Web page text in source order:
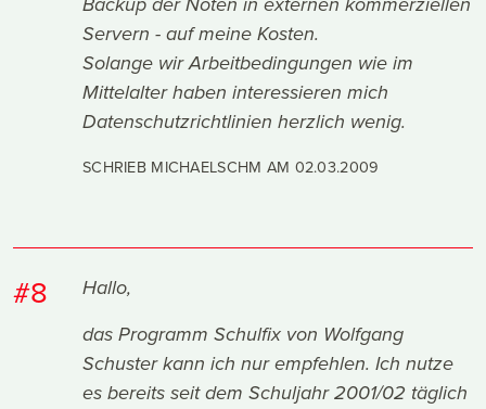
Backup der Noten in externen kommerziellen
Servern - auf meine Kosten.
Solange wir Arbeitbedingungen wie im
Mittelalter haben interessieren mich
Datenschutzrichtlinien herzlich wenig.
SCHRIEB MICHAELSCHM AM 02.03.2009
#8
Hallo,
das Programm Schulfix von Wolfgang
Schuster kann ich nur empfehlen. Ich nutze
es bereits seit dem Schuljahr 2001/02 täglich